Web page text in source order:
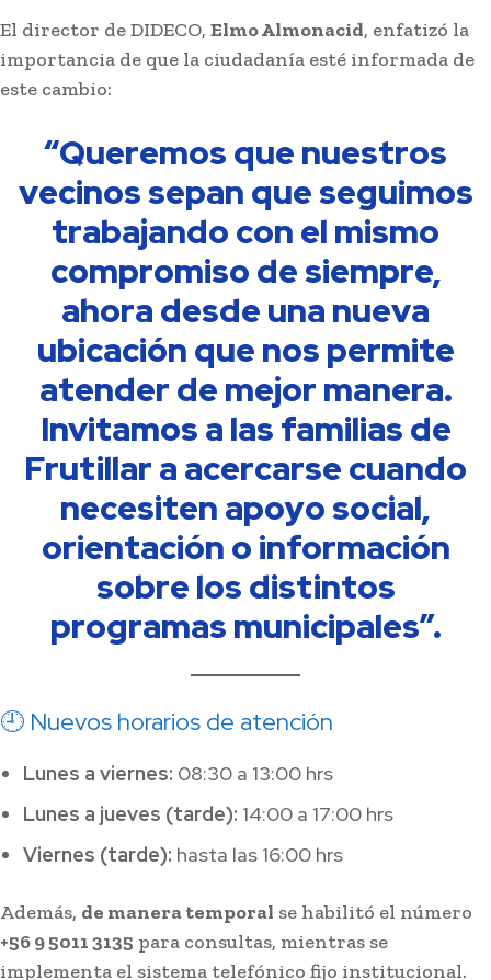
El director de DIDECO, Elmo Almonacid, enfatizó la
importancia de que la ciudadanía esté informada de
este cambio:
“Queremos que nuestros
vecinos sepan que seguimos
trabajando con el mismo
compromiso de siempre,
ahora desde una nueva
ubicación que nos permite
atender de mejor manera.
Invitamos a las familias de
Frutillar a acercarse cuando
necesiten apoyo social,
orientación o información
sobre los distintos
programas municipales”.
🕘 Nuevos horarios de atención
Lunes a viernes: 08:30 a 13:00 hrs
Lunes a jueves (tarde): 14:00 a 17:00 hrs
Viernes (tarde): hasta las 16:00 hrs
Además, de manera temporal se habilitó el número
+56 9 5011 3135 para consultas, mientras se
implementa el sistema telefónico fijo institucional.